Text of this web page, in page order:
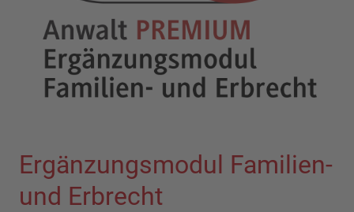
Ergänzungsmodul Familien-
und Erbrecht